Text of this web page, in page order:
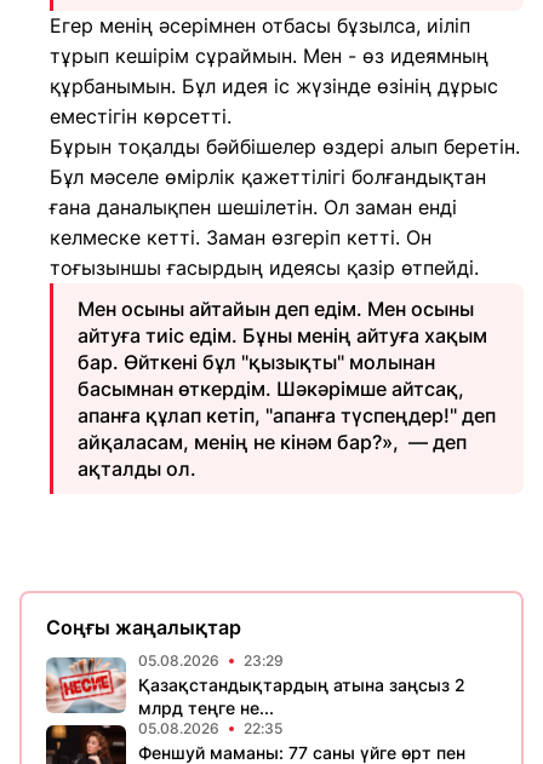
Егер менің әсерімнен отбасы бұзылса, иіліп
тұрып кешірім сұраймын. Мен - өз идеямның
құрбанымын. Бұл идея іс жүзінде өзінің дұрыс
еместігін көрсетті.
Бұрын тоқалды бәйбішелер өздері алып беретін.
Бұл мәселе өмірлік қажеттілігі болғандықтан
ғана даналықпен шешілетін. Ол заман енді
келмеске кетті. Заман өзгеріп кетті. Он
тоғызыншы ғасырдың идеясы қазір өтпейді.
Мен осыны айтайын деп едім. Мен осыны
айтуға тиіс едім. Бұны менің айтуға хақым
бар. Өйткені бұл "қызықты" молынан
басымнан өткердім. Шәкәрімше айтсақ,
апанға құлап кетіп, "апанға түспеңдер!" деп
айқаласам, менің не кінәм бар?», — деп
ақталды ол.
Соңғы жаңалықтар
05.08.2026 23:29
Қазақстандықтардың атына заңсыз 2
млрд теңге не...
05.08.2026 22:35
Феншуй маманы: 77 саны үйге өрт пен